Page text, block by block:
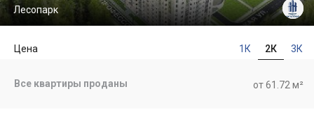
Лесопарк
1К 2К 3К
Цена
от 61.72 м²
Все квартиры проданы